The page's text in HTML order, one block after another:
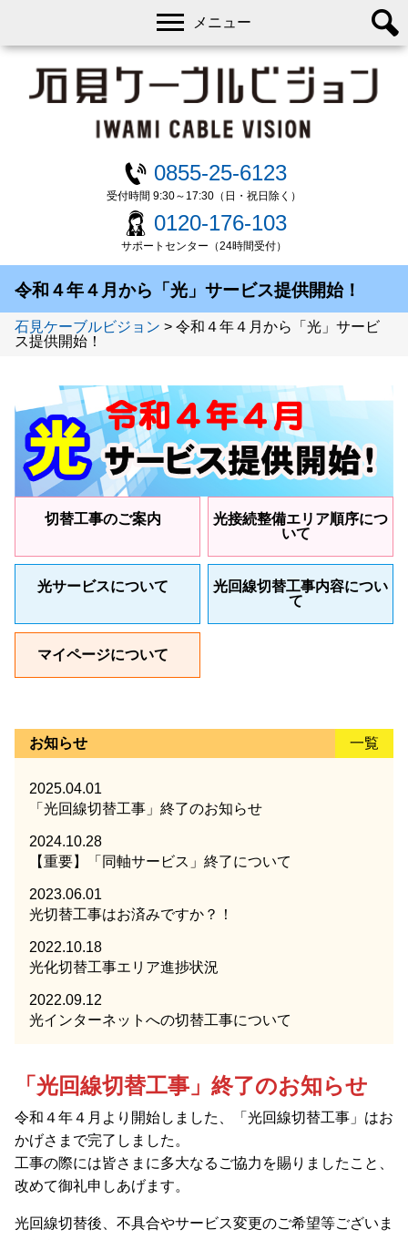
0855-25-6123
受付時間 9:30～17:30（日・祝日除く）
0120-176-103
サポートセンター（24時間受付）
メニュー
令和４年４月から「光」サービス提供開始！
石見ケーブルビジョン > 令和４年４月から「光」サービ
ス提供開始！
切替工事のご案内
光接続整備エリア順序につ
いて
光サービスについて
光回線切替工事内容につい
て
マイページについて
お知らせ 一覧
2025.04.01
「光回線切替工事」終了のお知らせ
2024.10.28
【重要】「同軸サービス」終了について
2023.06.01
光切替工事はお済みですか？！
2022.10.18
光化切替工事エリア進捗状況
2022.09.12
光インターネットへの切替工事について
「光回線切替工事」終了のお知らせ
令和４年４月より開始しました、「光回線切替工事」はお
かげさまで完了しました。
工事の際には皆さまに多大なるご協力を賜りましたこと、
改めて御礼申しあげます。
光回線切替後、不具合やサービス変更のご希望等ございま